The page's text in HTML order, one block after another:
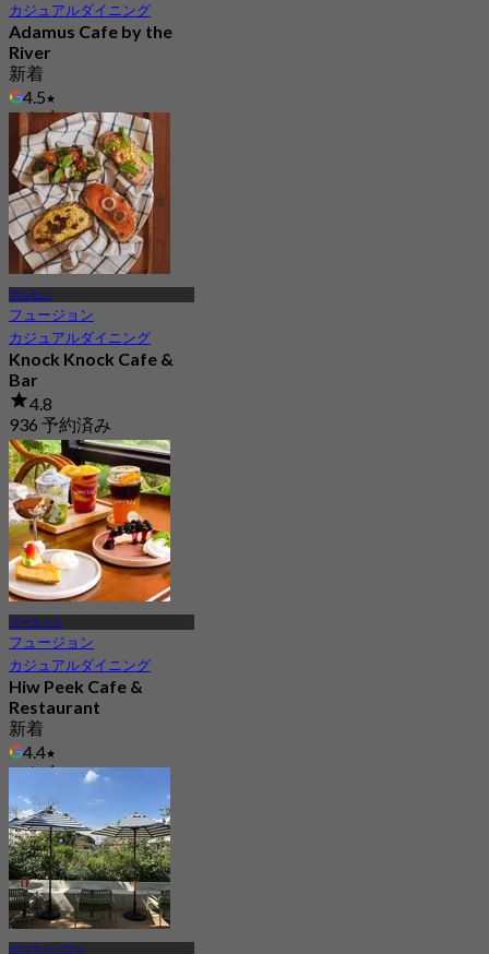
カジュアルダイニング
Adamus Cafe by the
River
新着
4.5
から฿ 372.5
サムセン
フュージョン
カジュアルダイニング
Knock Knock Cafe &
Bar
4.8
936 予約済み
から฿ 330
プーケット
フュージョン
カジュアルダイニング
Hiw Peek Cafe &
Restaurant
新着
4.4
から฿ 296.66
ガムウォンワン